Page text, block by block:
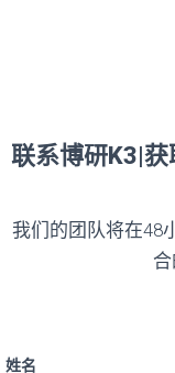
联系博研K3|
我们的团队将在48
姓名